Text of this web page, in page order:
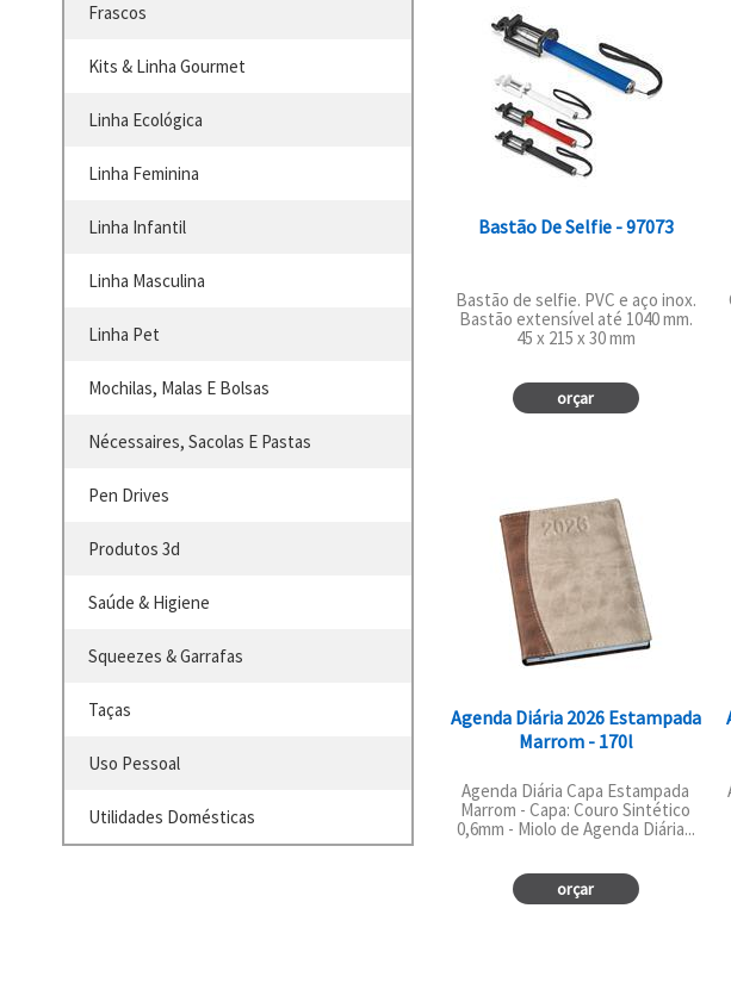
Frascos
Kits & Linha Gourmet
Linha Ecológica
Linha Feminina
Linha Infantil
Linha Masculina
Linha Pet
Mochilas, Malas E Bolsas
Nécessaires, Sacolas E Pastas
Pen Drives
Produtos 3d
Saúde & Higiene
Squeezes & Garrafas
Taças
Uso Pessoal
Utilidades Domésticas
Bastão De Selfie - 97073
Bastão de selfie. PVC e aço inox.
Bastão extensível até 1040 mm.
45 x 215 x 30 mm
orçar
Agenda Diária 2026 Estampada
Marrom - 170l
Agenda Diária Capa Estampada
Marrom - Capa: Couro Sintético
0,6mm - Miolo de Agenda Diária...
orçar